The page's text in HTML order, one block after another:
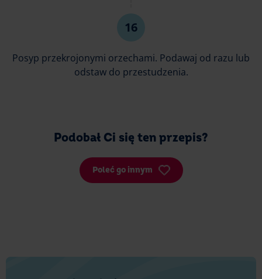
Posyp przekrojonymi orzechami. Podawaj od razu lub
odstaw do przestudzenia.
Podobał Ci się ten przepis?
Poleć go innym